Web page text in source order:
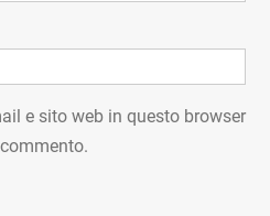
e sito web in questo browser